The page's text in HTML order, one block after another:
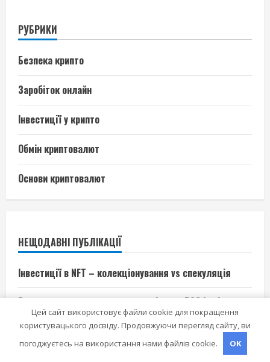
РУБРИКИ
Безпека крипто
Заробіток онлайн
Інвестиції у крипто
Обмін криптовалют
Основи криптовалют
НЕЩОДАВНІ ПУБЛІКАЦІЇ
Інвестиції в NFT – колекціонування vs спекуляція
Використання мультисиг‑гаманців для DAO і спільнот
Перевірка смарт‑контрактів перед вкладенням коштів
– чек‑ліст
Цей сайт використовує файли cookie для покращення
користувацького досвіду. Продовжуючи перегляд сайту, ви
погоджуєтесь на використання нами файлів cookie.
OK